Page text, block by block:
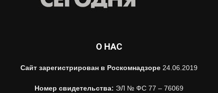
О НАС
Сайт зарегистрирован в Роскомнадзоре 24.06.2019
Номер свидетельства: ЭЛ № ФС 77 – 76069